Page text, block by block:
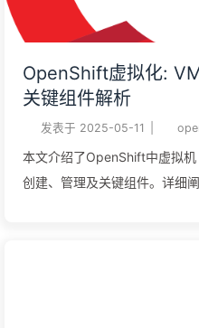
OpenShift虚拟化:
关键组件解析
发表于 2025-05-11
本文介绍了OpenShift中虚拟
创建、管理及关键组件。详细